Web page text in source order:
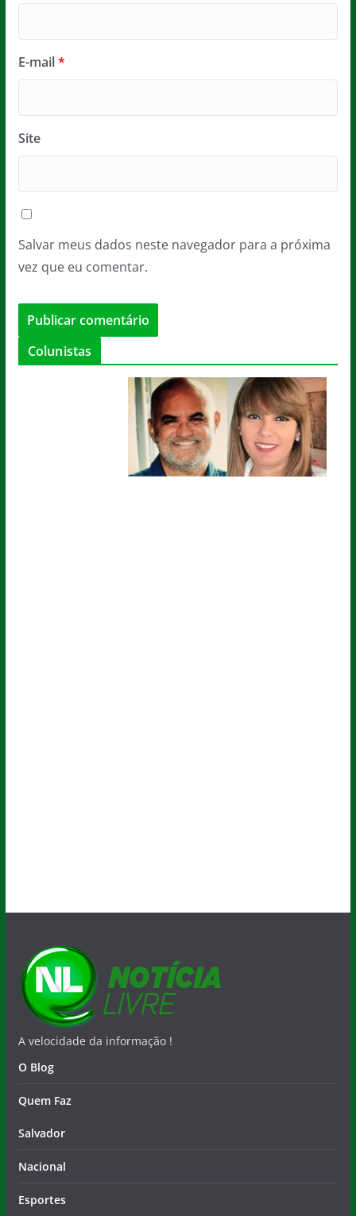
E-mail*
Site
Salvar meus dados neste navegador para a próxima
vez que eu comentar.
Colunistas
A velocidade da informação !
O Blog
Quem Faz
Salvador
Nacional
Esportes